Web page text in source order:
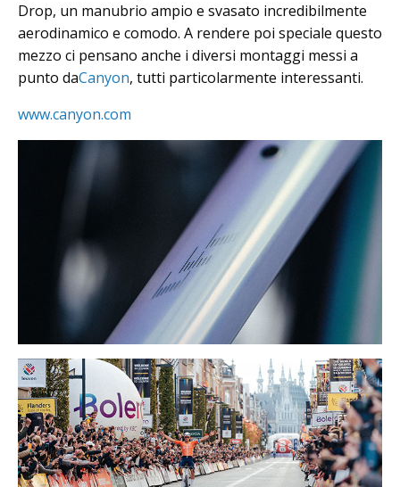
Drop, un manubrio ampio e svasato incredibilmente
aerodinamico e comodo. A rendere poi speciale questo
mezzo ci pensano anche i diversi montaggi messi a
punto daCanyon, tutti particolarmente interessanti.
www.canyon.com